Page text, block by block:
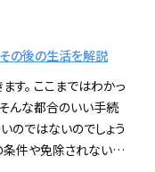
の後の生活を解説
す。 ここまではわかっ
そんな都合のいい手続
のではないのでしょう
条件や免除されない…